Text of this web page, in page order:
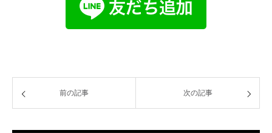
前の記事 次の記事